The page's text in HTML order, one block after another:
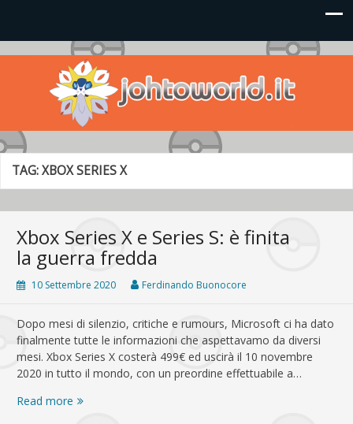
Johto World
Le novità più frizzanti dall'universo Pokémon e Nintendo
TAG:XBOX SERIES X
Xbox Series X e Series S: è finita
la guerra fredda
10 Settembre 2020 Ferdinando Buonocore
Dopo mesi di silenzio, critiche e rumours, Microsoft ci ha dato
finalmente tutte le informazioni che aspettavamo da diversi
mesi. Xbox Series X costerà 499€ ed uscirà il 10 novembre
2020 in tutto il mondo, con un preordine effettuabile a…
Read more Xbox